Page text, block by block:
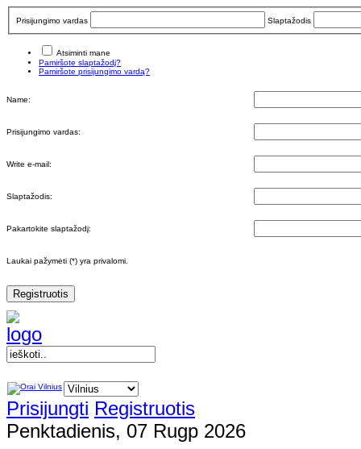
Prisijungimo vardas Slaptažodis
Atsiminti mane
Pamiršote slaptažodį?
Pamiršote prisijungimo vardą?
Name:
Prisijungimo vardas:
Write e-mail:
Slaptažodis:
Pakartokite slaptažodį:
Laukai pažymėti (*) yra privalomi.
Registruotis
Prisijungti Registruotis
Penktadienis, 07 Rugp 2026